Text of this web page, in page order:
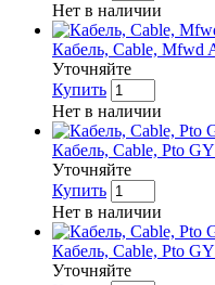
Нет в наличии
Кабель, Cable, Mfwd
Уточняйте
Купить
Нет в наличии
Кабель, Cable, Pto
Уточняйте
Купить
Нет в наличии
Кабель, Cable, Pto
Уточняйте